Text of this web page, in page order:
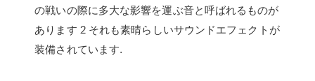
の戦いの際に多大な影響を運ぶ音と呼ばれるものが
あります 2 それも素晴らしいサウンドエフェクトが
装備されています.